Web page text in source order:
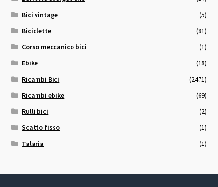
Bici vintage
(5)
Biciclette
(81)
Corso meccanico bici
(1)
Ebike
(18)
Ricambi Bici
(2471)
Ricambi ebike
(69)
Rulli bici
(2)
Scatto fisso
(1)
Talaria
(1)